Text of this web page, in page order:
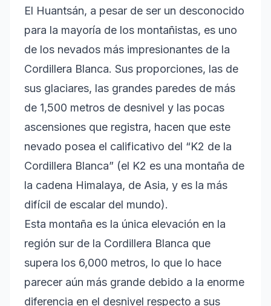
El Huantsán, a pesar de ser un desconocido
para la mayoría de los montañistas, es uno
de los nevados más impresionantes de la
Cordillera Blanca. Sus proporciones, las de
sus glaciares, las grandes paredes de más
de 1,500 metros de desnivel y las pocas
ascensiones que registra, hacen que este
nevado posea el calificativo del “K2 de la
Cordillera Blanca” (el K2 es una montaña de
la cadena Himalaya, de Asia, y es la más
difícil de escalar del mundo).
Esta montaña es la única elevación en la
región sur de la Cordillera Blanca que
supera los 6,000 metros, lo que lo hace
parecer aún más grande debido a la enorme
diferencia en el desnivel respecto a sus